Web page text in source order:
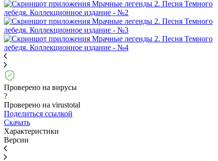
Проверено на вирусы
?
Проверено на virustotal
Поделиться ссылкой
Скачать
Характеристики
Версии